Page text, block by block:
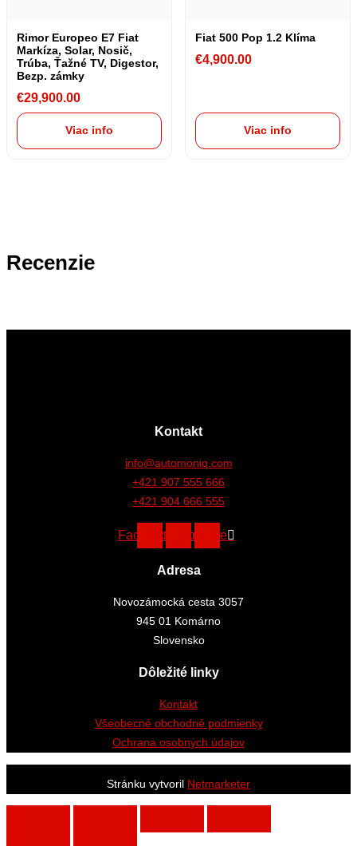
Rimor Europeo E7 Fiat
Markíza, Solar, Nosič,
Trúba, Ťažné TV, Digestor,
Bezp. zámky
€29,900.00
Viac info
Fiat 500 Pop 1.2 Klíma
€4,900.00
Viac info
Recenzie
Kontakt
info@automoniq.com
+421 907 555 666
+421 904 666 555
FacebookInstagramYoutube
Adresa
Novozámocká cesta 3057
945 01 Komárno
Slovensko
Dôležité linky
Kontakt
Všeobecné obchodné podmienky
Ochrana osobných údajov
Stránku vytvoril Netmarketer